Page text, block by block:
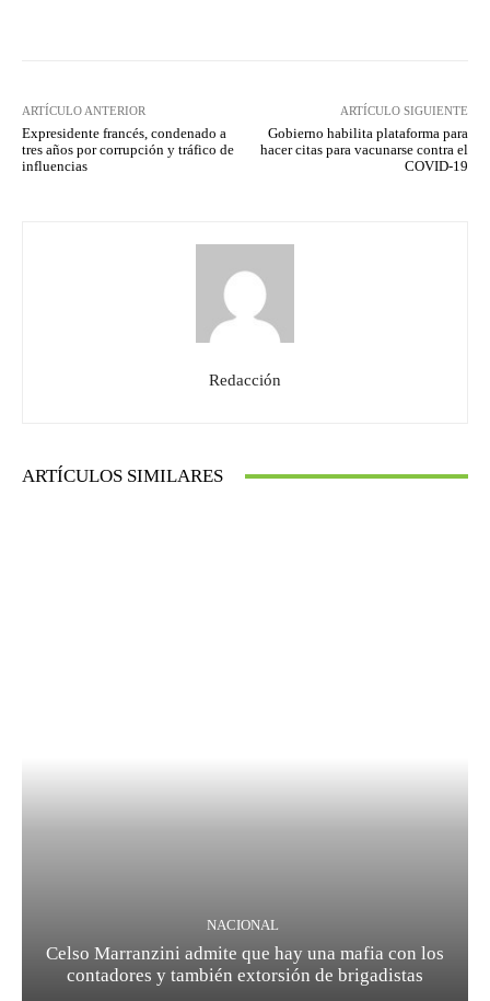
ARTÍCULO ANTERIOR
Expresidente francés, condenado a
tres años por corrupción y tráfico de
influencias
ARTÍCULO SIGUIENTE
Gobierno habilita plataforma para
hacer citas para vacunarse contra el
COVID-19
Redacción
ARTÍCULOS SIMILARES
NACIONAL
Celso Marranzini admite que hay una mafia con los
contadores y también extorsión de brigadistas